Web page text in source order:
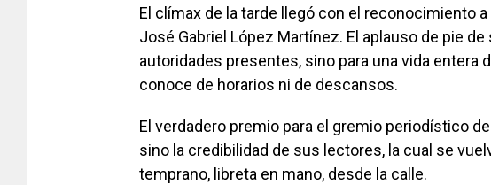
El clímax de la tarde llegó con el reconocimiento
José Gabriel López Martínez. El aplauso de pie
autoridades presentes, sino para una vida entera
conoce de horarios ni de descansos.
El verdadero premio para el gremio periodístico
sino la credibilidad de sus lectores, la cual se
temprano, libreta en mano, desde la calle.